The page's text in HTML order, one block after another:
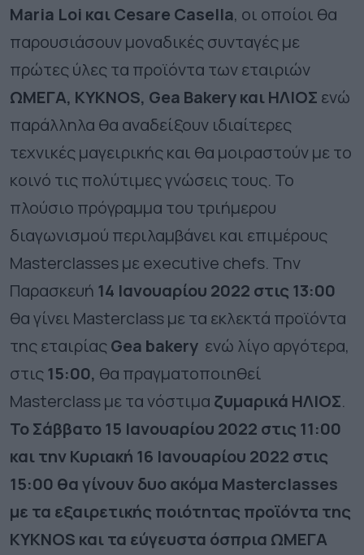
Maria Loi και Cesare Casella, οι οποίοι θα
παρουσιάσουν μοναδικές συνταγές με
πρώτες ύλες τα προϊόντα των εταιριών
ΩΜΕΓΑ, KYKNOS, Gea Bakery και ΗΛΙΟΣ ενώ
παράλληλα θα αναδείξουν ιδιαίτερες
τεχνικές μαγειρικής και θα μοιραστούν με το
κοινό τις πολύτιμες γνώσεις τους. Το
πλούσιο πρόγραμμα του τριήμερου
διαγωνισμού περιλαμβάνει και επιμέρους
Masterclasses με executive chefs. Την
Παρασκευή 14 Ιανουαρίου 2022 στις 13:00
θα γίνει Masterclass με τα εκλεκτά προϊόντα
της εταιρίαςGea bakery ενώ λίγο αργότερα,
στις15:00, θα πραγματοποιηθεί
Masterclass με τα νόστιμα ζυμαρικά ΗΛΙΟΣ.
ΤοΣάββατο 15 Ιανουαρίου 2022 στις 11:00
και την Κυριακή 16 Ιανουαρίου 2022 στις
15:00 θα γίνουν δυο ακόμα Masterclasses
με τα εξαιρετικής ποιότητας προϊόντα της
KYKNOS και τα εύγευστα όσπρια ΩΜΕΓΑ